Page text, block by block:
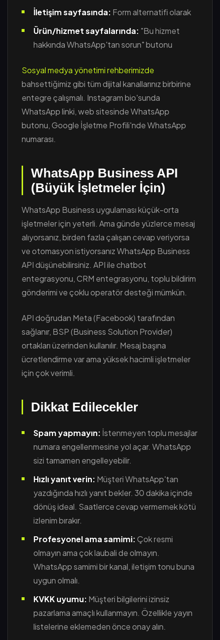
İletişim sayfasında: Form alternatifi olarak
Ürün/hizmet sayfalarında: "Bu hizmet
hakkında WhatsApp'tan sorun" butonu
Sosyal medya yönetimi rehberimizde
bahsettiğimiz gibi tüm dijital kanallarınız birbirine
entegre çalışmalı. Instagram bio'sunda
WhatsApp linki, web sitesinde WhatsApp
butonu, Google İşletme Profili'nde WhatsApp
numarası.
WhatsApp Business API
(Büyük İşletmeler İçin)
WhatsApp Business uygulaması küçük-orta
işletmeler için yeterli. Ama günde yüzlerce mesaj
alıyorsanız, birden fazla çalışan cevap veriyorsa
ve otomasyon istiyorsanız WhatsApp Business
API düşünebilirsiniz. API ile chatbot
entegrasyonu, CRM entegrasyonu, toplu bildirim
gönderimi ve çoklu operatör desteği mümkün.
API doğrudan Meta (Facebook) tarafından
sağlanır, BSP (Business Solution Provider)
ortakları üzerinden kullanılır. Mesaj başına
ücretlendirme var ama yüksek hacimli işletmeler
için çok verimli.
Dikkat Edilecekler
Spam yapmayın: İstenmeyen toplu mesajlar
numara engellenmesine yol açar. WhatsApp
sizi tamamen engelleyebilir.
Hızlı yanıt verin: Müşteri WhatsApp'tan
yazdığında hızlı yanıt bekler. 30 dakika içinde
dönüş ideal. Saatlerce cevap vermemek kötü
izlenim bırakır.
Profesyonel ama samimi:Çok resmi
olmayın ama çok laubali de olmayın.
WhatsApp samimi bir kanal, iletişim tonu buna
uygun olmalı.
KVKK uyumu: Müşteri bilgilerini izinsiz
pazarlama amaçlı kullanmayın. Özellikle yayın
listelerine eklemeden önce onay alın.